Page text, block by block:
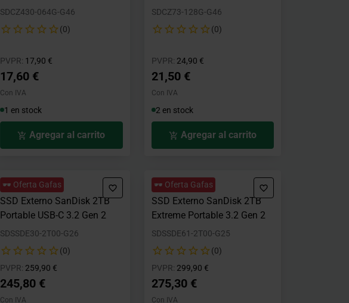
SDCZ430-064G-G46
(0)
PVPR: Precio rebajado desde
17,90 €
17,60 €
Con IVA
1 en stock
Agregar al carrito
SDCZ73-128G-G46
(0)
PVPR: Precio rebajado desde
24,90 €hasta
21,50 €
Con IVA
2 en stock
Agregar al carrito
🕶️ Oferta Gafas
SSD Externo SanDisk 2TB
Portable USB-C 3.2 Gen 2
SDSSDE30-2T00-G26
(0)
PVPR: Precio rebajado desde
259,90 €
245,80 €
Con IVA
🕶️ Oferta Gafas
SSD Externo SanDisk 2TB
Extreme Portable 3.2 Gen 2
SDSSDE61-2T00-G25
(0)
PVPR: Precio rebajado desde
299,90 €hasta
275,30 €
Con IVA